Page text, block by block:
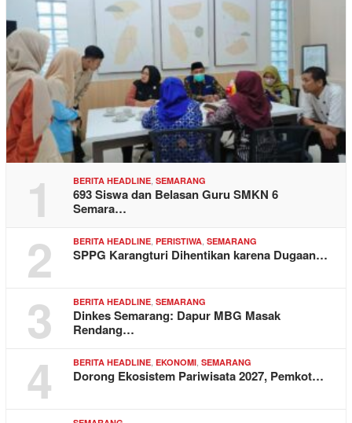
1 BERITA HEADLINE, SEMARANG
693 Siswa dan Belasan Guru SMKN 6
Semara…
2 BERITA HEADLINE, PERISTIWA, SEMARANG
SPPG Karangturi Dihentikan karena Dugaan…
3 BERITA HEADLINE, SEMARANG
Dinkes Semarang: Dapur MBG Masak
Rendang…
4 BERITA HEADLINE, EKONOMI, SEMARANG
Dorong Ekosistem Pariwisata 2027, Pemkot…